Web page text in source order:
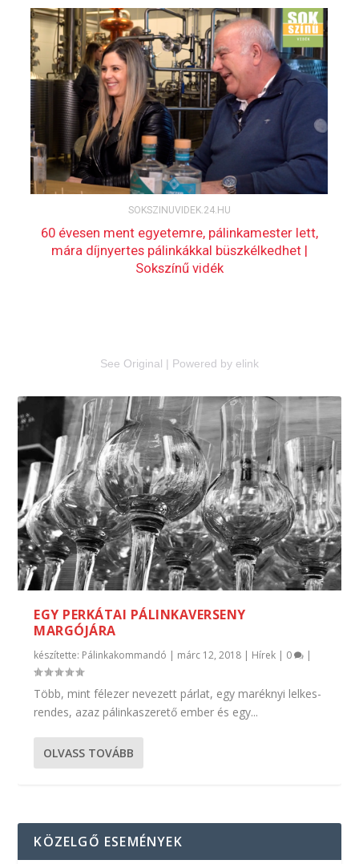
See Original | Powered by elink
EGY PERKÁTAI PÁLINKAVERSENY
MARGÓJÁRA
készítette: Pálinkakommandó | márc 12, 2018 | Hírek | 0 |
Több, mint félezer nevezett párlat, egy maréknyi lelkes-
rendes, azaz pálinkaszerető ember és egy...
OLVASS TOVÁBB
KÖZELGŐ ESEMÉNYEK